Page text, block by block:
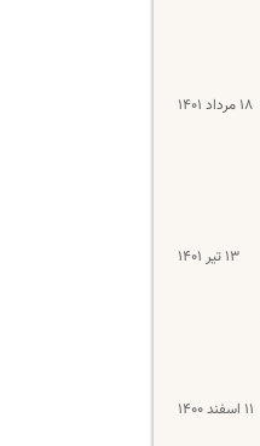
۱۸ مرداد ۱۴۰۱
۱۳ تیر ۱۴۰۱
۱۱ اسفند ۱۴۰۰